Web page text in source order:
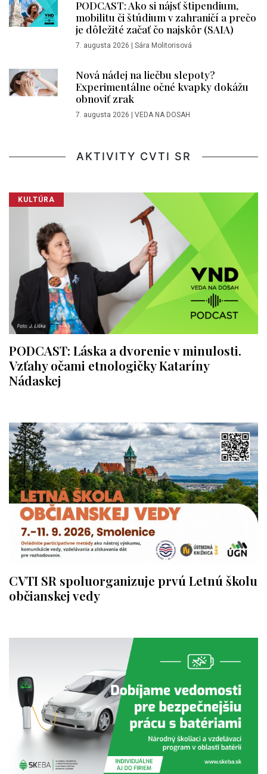
PODCAST: Ako si nájsť štipendium,
mobilitu či štúdium v zahraničí a prečo
je dôležité začať čo najskôr (SAIA)
7. augusta 2026 | Sára Molitorisová
Nová nádej na liečbu slepoty?
Experimentálne očné kvapky dokážu
obnoviť zrak
7. augusta 2026 | VEDA NA DOSAH
AKTIVITY CVTI SR
KULTÚRA
PODCAST: Láska a dvorenie v minulosti.
Vzťahy očami etnologičky Kataríny
Nádaskej
CVTI SR spoluorganizuje prvú Letnú školu
občianskej vedy